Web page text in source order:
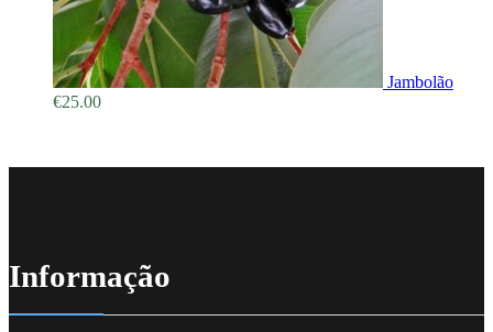
Jambolão
€25.00
Informação